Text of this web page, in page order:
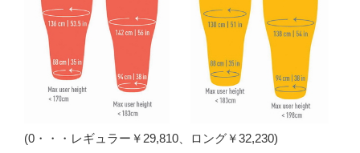
(0・・・レギュラー￥29,810、ロング￥32,230)